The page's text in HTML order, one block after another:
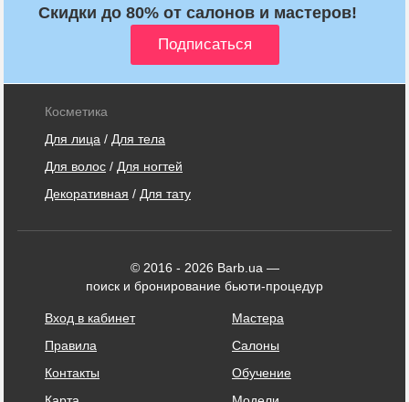
Скидки до 80% от салонов и мастеров!
Косметика
Для лица / Для тела
Для волос / Для ногтей
Декоративная / Для тату
© 2016 - 2026 Barb.ua —
поиск и бронирование бьюти-процедур
Вход в кабинет
Правила
Контакты
Мастера
Салоны
Обучение